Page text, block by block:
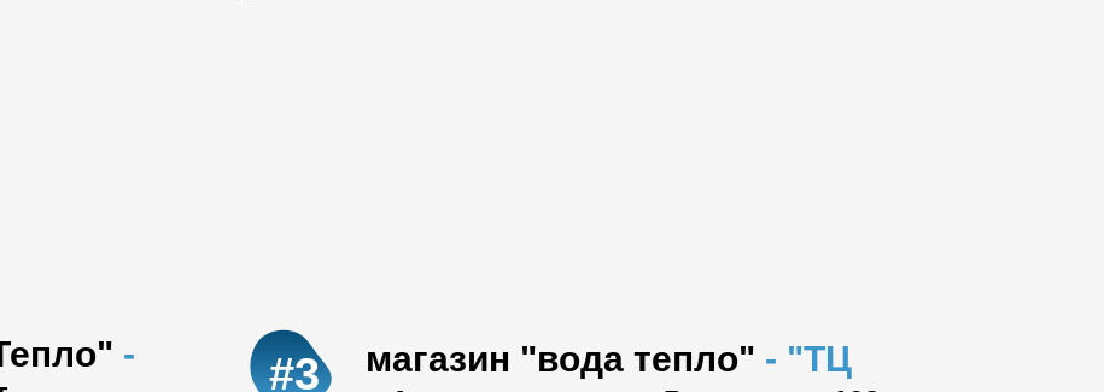
-
магазин "вода тепло" - "ТЦ
#3